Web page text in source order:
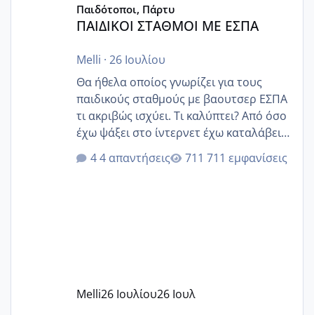
Παιδότοποι, Πάρτυ
ΠΑΙΔΙΚΟΙ ΣΤΑΘΜΟΙ ΜΕ ΕΣΠΑ
Melli · 26 Ιουλίου
Θα ήθελα οποίος γνωρίζει για τους
παιδικούς σταθμούς με βαουτσερ ΕΣΠΑ
τι ακριβώς ισχύει. Τι καλύπτει? Από όσο
έχω ψάξει στο ίντερνετ έχω καταλάβει
ότι το βαουτσερ καλύπτει όλα τα
δίδακτρα και τα τροφεια του ιδιωτικού
Εγώ πήγα σε έναν ιδιωτικό παιδικό στ
4 απαντήσεις 711 εμφανίσεις
Melli26 Ιουλίου26 Ιουλ